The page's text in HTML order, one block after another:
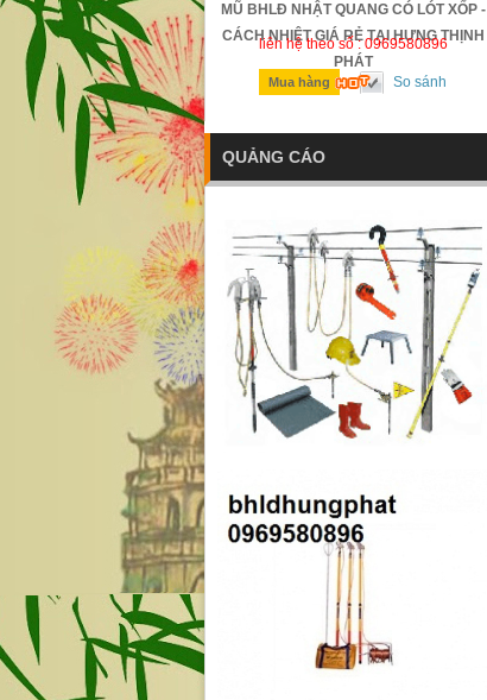
TRƯỢT SAFETTYMAN -
- GIÁ RẺ TẠI HƯNG THỊNH
PHÁT
theo số : 0969580896
hàng So sánh
MŨ BHLĐ NHẬT QUANG CÓ LÓT XỐP -
CÁCH NHIỆT GIÁ RẺ TẠI HƯNG THỊNH
PHÁT
liên hệ theo số : 0969580896
Mua hàng So sánh
QUẢNG CÁO